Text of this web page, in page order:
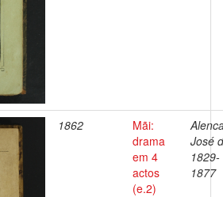
1862
Mãi:
drama
em 4
actos
(e.2)
José
1829-
1877